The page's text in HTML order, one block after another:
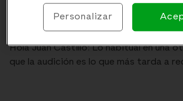
Dr Juan Royo
Hola Juan Castillo: Lo habitual en una
que la audición es lo que más tarda a
Personalizar